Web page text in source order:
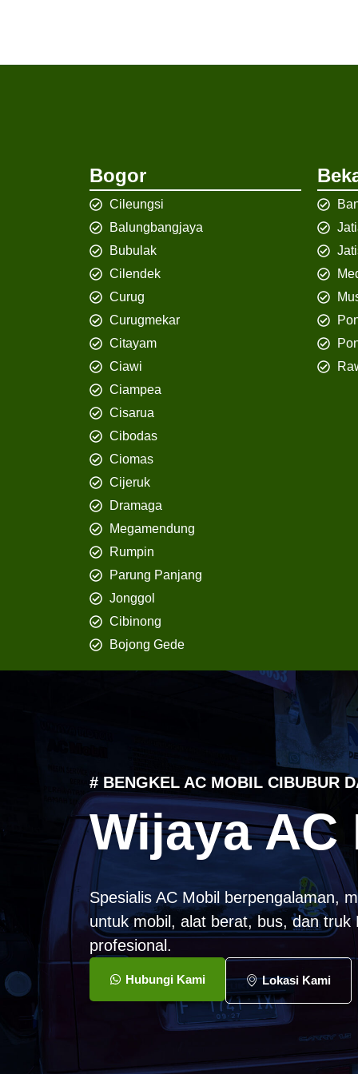
Bogor
Cileungsi
Balungbangjaya
Bubulak
Cilendek
Curug
Curugmekar
Citayam
Ciawi
Ciampea
Cisarua
Cibodas
Ciomas
Cijeruk
Dramaga
Megamendung
Rumpin
Parung Panjang
Jonggol
Cibinong
Bojong Gede
# BENGKEL AC MOBIL CIBUBUR
Wijaya AC
Spesialis AC Mobil berpengalaman,
untuk mobil, alat berat, bus, dan truk
profesional.
Hubungi Kami Lokasi Kami